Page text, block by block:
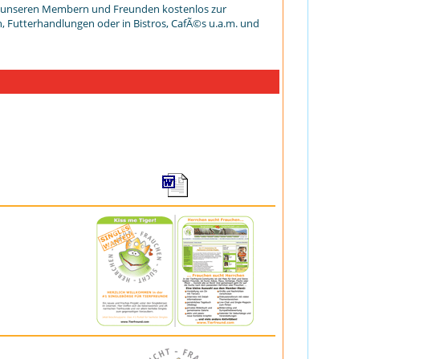
Membern und Freunden kostenlos zur
Futterhandlungen oder in Bistros, CafÃ©s u.a.m. und